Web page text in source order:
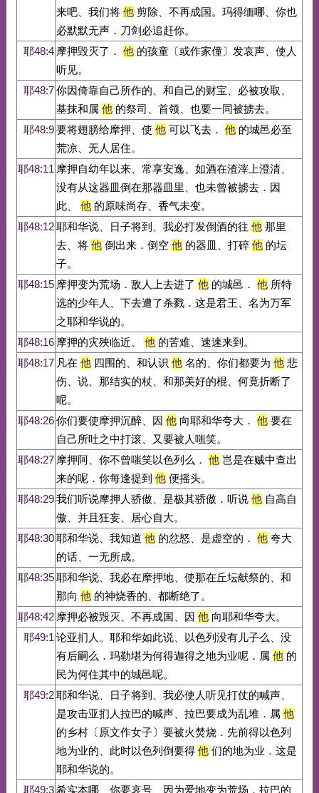
来吧、我们将 他剪除、不再成国。玛得缅哪、你也
必默默无声．刀剑必追赶你。
耶48:4 摩押毁灭了． 他的孩童〔或作家僮〕发哀声、使人
听见。
耶48:7你因倚靠自己所作的、和自己的财宝、必被攻取、
基抹和属 他的祭司、首领、也要一同被掳去。
耶48:9要将翅膀给摩押、使 他可以飞去． 他的城邑必至
荒凉、无人居住。
耶48:11 摩押自幼年以来、常享安逸、如酒在渣滓上澄清、
没有从这器皿倒在那器皿里、也未曾被掳去．因
此、
他的原味尚存、香气未变。
耶48:12耶和华说、日子将到、我必打发倒酒的往 他那里
去、将 他倒出来．倒空 他的器皿、打碎 他的坛
子。
耶48:15 摩押变为荒场．敌人上去进了 他的城邑． 他所特
选的少年人、下去遭了杀戮．这是君王、名为万军
之耶和华说的。
耶48:16 摩押的灾殃临近、 他的苦难、速速来到。
耶48:17 凡在 他四围的、和认识 他名的、你们都要为 他悲
伤、说、那结实的杖、和那美好的棍、何竟折断了
呢。
耶48:26你们要使摩押沉醉、因 他向耶和华夸大． 他要在
自己所吐之中打滚、又要被人嗤笑。
耶48:27 摩押阿、你不曾嗤笑以色列么． 他岂是在贼中查出
来的呢．你每逢提到 他便摇头。
耶48:29我们听说摩押人骄傲、是极其骄傲．听说 他自高自
傲、并且狂妄、居心自大。
耶48:30耶和华说、我知道 他的忿怒、是虚空的． 他夸大
的话、一无所成。
耶48:35耶和华说、我必在摩押地、使那在丘坛献祭的、和
那向 他的神烧香的、都断绝了。
耶48:42 摩押必被毁灭、不再成国、因 他向耶和华夸大。
耶49:1 论亚扪人。耶和华如此说、以色列没有儿子么、没
有后嗣么．玛勒堪为何得迦得之地为业呢．属 他的
民为何住其中的城邑呢。
耶49:2耶和华说、日子将到、我必使人听见打仗的喊声、
是攻击亚扪人拉巴的喊声、拉巴要成为乱堆．属 他
的乡村〔原文作女子〕要被火焚烧．先前得以色列
地为业的、此时以色列倒要得 他们的地为业．这是
耶和华说的。
耶49:3希实本哪、你要哀号、因为爱地变为荒场．拉巴的